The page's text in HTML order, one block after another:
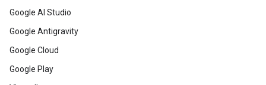
Google AI Studio
Google Antigravity
Google Cloud
Google Play